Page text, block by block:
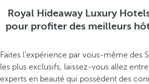
Royal Hideaway Luxury
pour profiter des meilleurs
Faites l'expérience par vous-même des
les plus exclusifs, laissez-vous allez
experts en beauté qui possèdent des